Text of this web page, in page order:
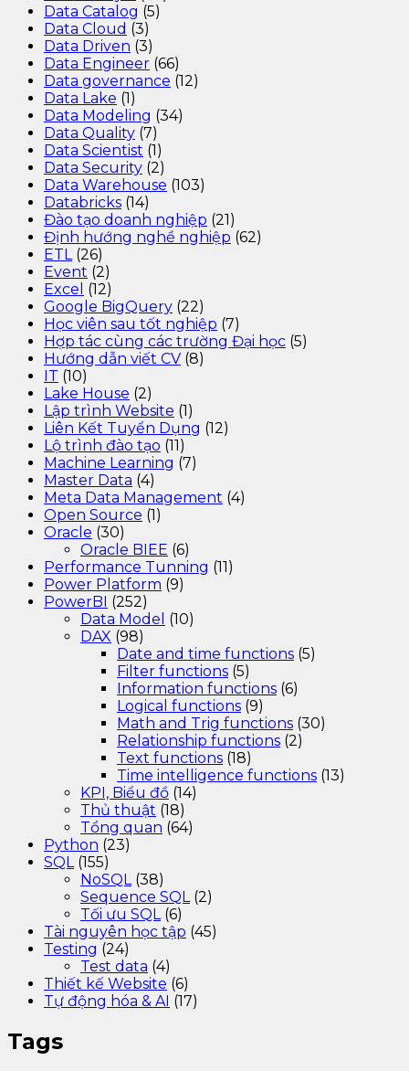
Data Catalog (5)
Data Cloud (3)
Data Driven (3)
Data Engineer (66)
Data governance (12)
Data Lake (1)
Data Modeling (34)
Data Quality (7)
Data Scientist (1)
Data Security (2)
Data Warehouse (103)
Databricks (14)
Đào tạo doanh nghiệp (21)
Định hướng nghề nghiệp (62)
ETL(26)
Event (2)
Excel (12)
Google BigQuery (22)
Học viên sau tốt nghiệp (7)
Hợp tác cùng các trường Đại học (5)
Hướng dẫn viết CV (8)
IT (10)
Lake House (2)
Lập trình Website (1)
Liên Kết Tuyển Dụng (12)
Lộ trình đào tạo (11)
Machine Learning (7)
Master Data (4)
Meta Data Management (4)
Open Source (1)
Oracle (30)
Oracle BIEE (6)
Performance Tunning (11)
Power Platform (9)
PowerBI (252)
Data Model (10)
DAX (98)
Date and time functions (5)
Filter functions (5)
Information functions (6)
Logical functions (9)
Math and Trig functions (30)
Relationship functions (2)
Text functions (18)
Time intelligence functions (13)
KPI, Biểu đồ (14)
Thủ thuật (18)
Tổng quan (64)
Python (23)
SQL(155)
NoSQL(38)
Sequence SQL(2)
Tối ưu SQL(6)
Tài nguyên học tập (45)
Testing (24)
Test data (4)
Thiết kế Website (6)
Tự động hóa & AI (17)
Tags